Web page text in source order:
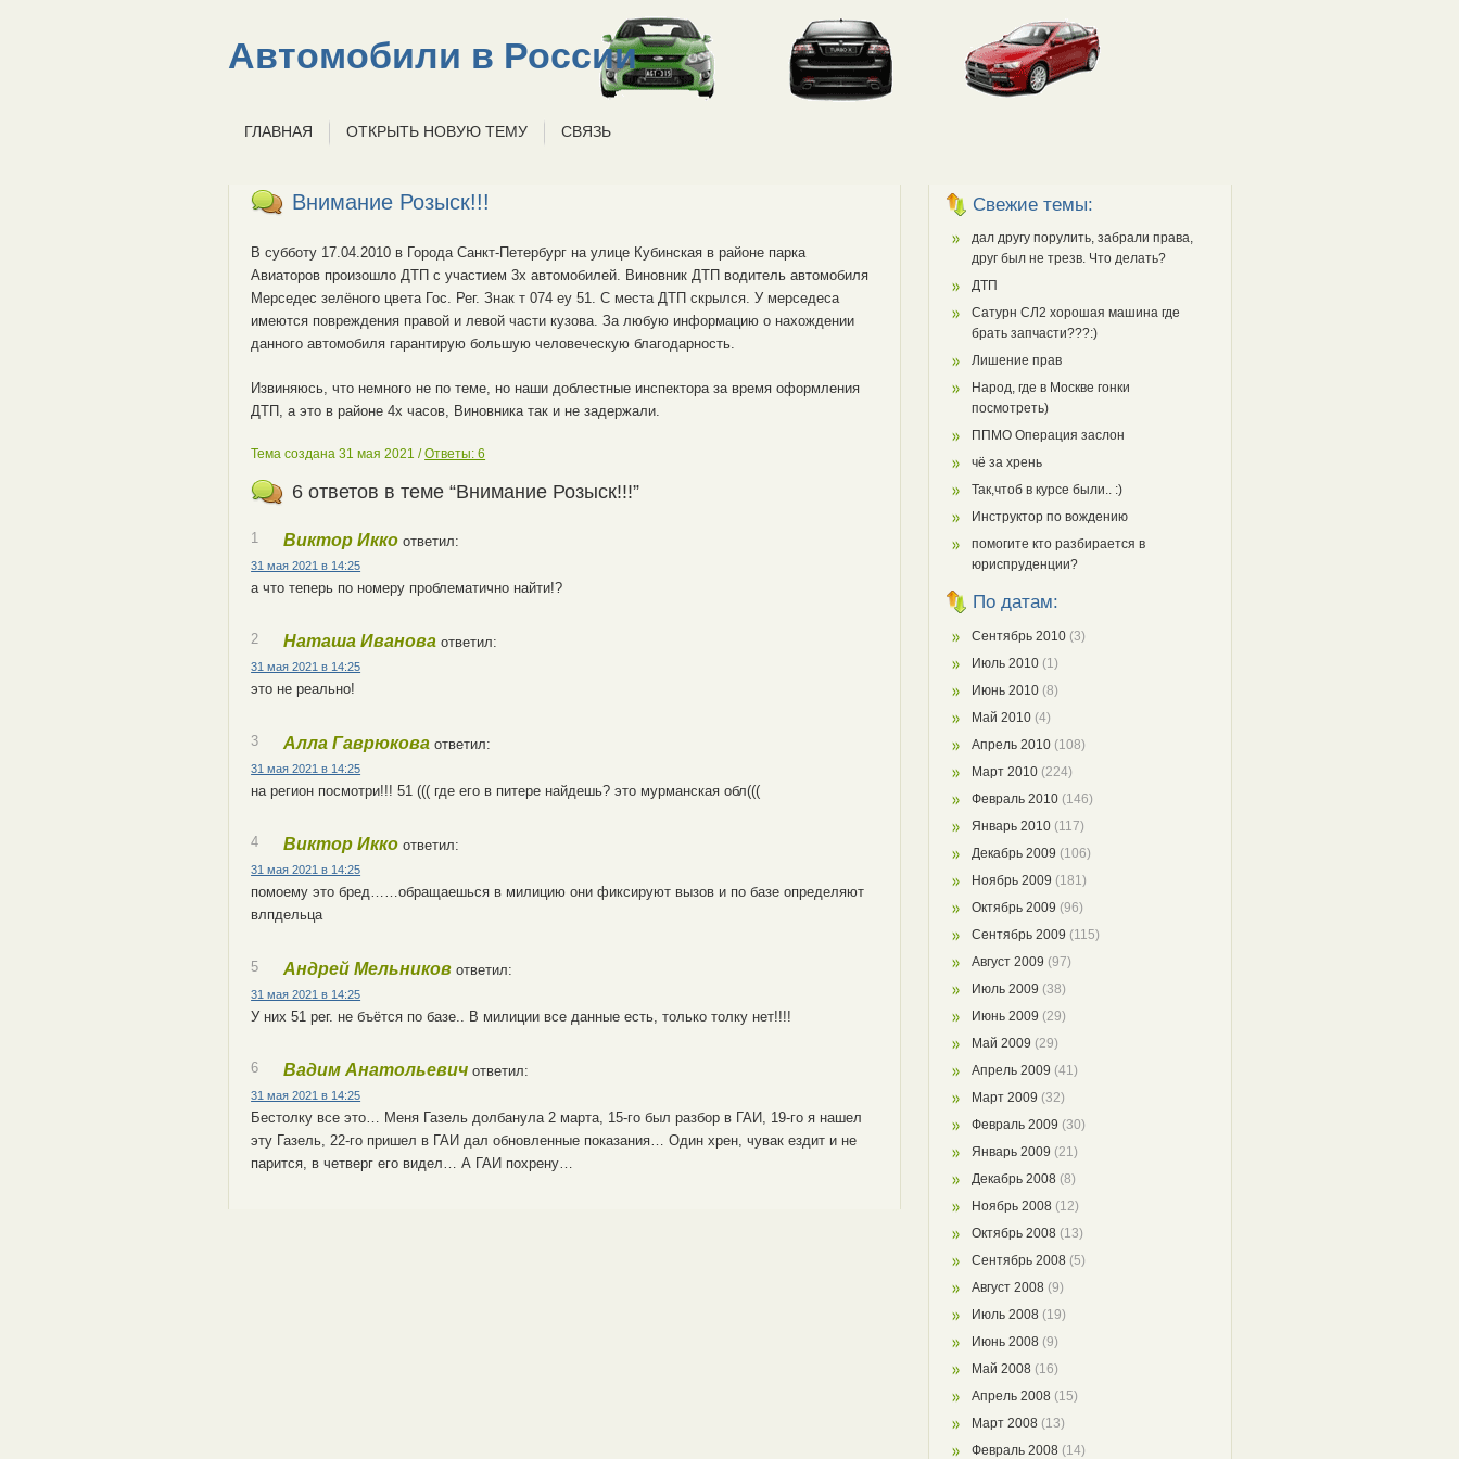
Автомобили в России
ГЛАВНАЯ ОТКРЫТЬ НОВУЮ ТЕМУ СВЯЗЬ
Внимание Розыск!!!
В субботу 17.04.2010 в Города Санкт-Петербург на улице Кубинская в районе парка
Авиаторов произошло ДТП с участием 3х автомобилей. Виновник ДТП водитель автомобиля
Мерседес зелёного цвета Гос. Рег. Знак т 074 еу 51. С места ДТП скрылся. У мерседеса
имеются повреждения правой и левой части кузова. За любую информацию о нахождении
данного автомобиля гарантирую большую человеческую благодарность.
Извиняюсь, что немного не по теме, но наши доблестные инспектора за время оформления
ДТП, а это в районе 4х часов, Виновника так и не задержали.
Тема создана 31 мая 2021 /Ответы: 6
6 ответов в теме “Внимание Розыск!!!”
1 Виктор Икко ответил:
31 мая 2021 в 14:25
а что теперь по номеру проблематично найти!?
2 Наташа Иванова ответил:
31 мая 2021 в 14:25
это не реально!
3 Алла Гаврюкова ответил:
31 мая 2021 в 14:25
на регион посмотри!!! 51 ((( где его в питере найдешь? это мурманская обл(((
4 Виктор Икко ответил:
31 мая 2021 в 14:25
помоему это бред……обращаешься в милицию они фиксируют вызов и по базе определяют
влпдельца
5 Андрей Мельников ответил:
31 мая 2021 в 14:25
У них 51 рег. не бъётся по базе.. В милиции все данные есть, только толку нет!!!!
6 Вадим Анатольевич ответил:
31 мая 2021 в 14:25
Бестолку все это… Меня Газель долбанула 2 марта, 15-го был разбор в ГАИ, 19-го я нашел
эту Газель, 22-го пришел в ГАИ дал обновленные показания… Один хрен, чувак ездит и не
парится, в четверг его видел… А ГАИ похрену…
Свежие темы:
дал другу порулить, забрали права,
друг был не трезв. Что делать?
ДТП
Сатурн СЛ2 хорошая машина где
брать запчасти???:)
Лишение прав
Народ, где в Москве гонки
посмотреть)
ППМО Операция заслон
чё за хрень
Так,чтоб в курсе были.. :)
Инструктор по вождению
помогите кто разбирается в
юриспруденции?
По датам:
Сентябрь 2010 (3)
Июль 2010 (1)
Июнь 2010 (8)
Май 2010 (4)
Апрель 2010 (108)
Март 2010 (224)
Февраль 2010 (146)
Январь 2010 (117)
Декабрь 2009 (106)
Ноябрь 2009 (181)
Октябрь 2009 (96)
Сентябрь 2009 (115)
Август 2009 (97)
Июль 2009 (38)
Июнь 2009 (29)
Май 2009 (29)
Апрель 2009 (41)
Март 2009 (32)
Февраль 2009 (30)
Январь 2009 (21)
Декабрь 2008 (8)
Ноябрь 2008 (12)
Октябрь 2008 (13)
Сентябрь 2008 (5)
Август 2008 (9)
Июль 2008 (19)
Июнь 2008 (9)
Май 2008 (16)
Апрель 2008 (15)
Март 2008 (13)
Февраль 2008 (14)